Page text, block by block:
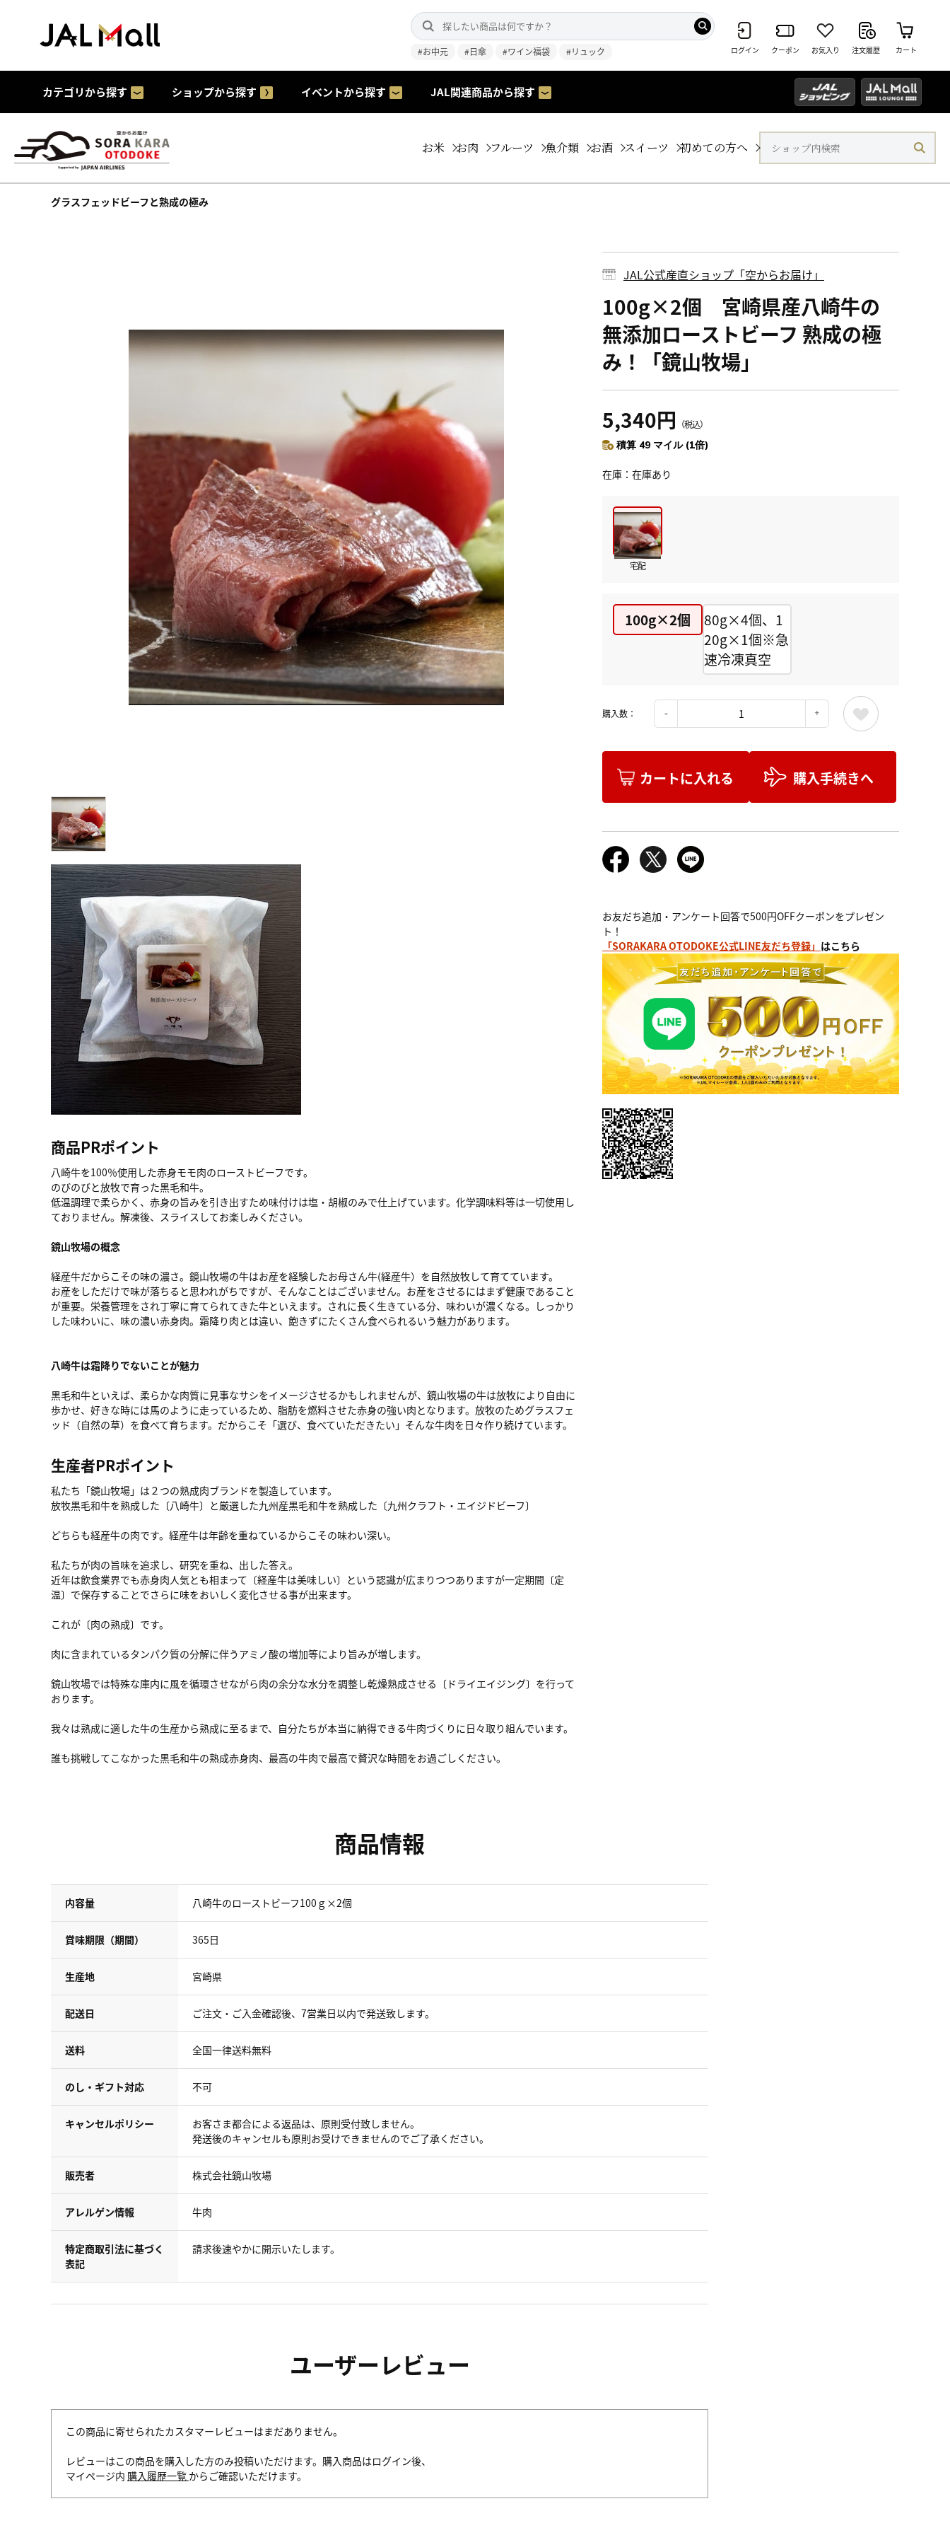
#お中元 #日傘 #ワイン福袋 #リュック ログイン クーポン お気入り 注文履歴 カート
カテゴリから探す ショップから探す イベントから探す JAL関連商品から探す
お米 お肉 フルーツ 魚介類 お酒 スイーツ 初めての方へ
グラスフェッドビーフと熟成の極み
商品PRポイント
八崎牛を100％使用した赤身モモ肉のローストビーフです。
のびのびと放牧で育った黒毛和牛。
低温調理で柔らかく、赤身の旨みを引き出すため味付けは塩・胡椒のみで仕上げています。化学調味料等は一切使用し
ておりません。解凍後、スライスしてお楽しみください。
鏡山牧場の概念
経産牛だからこその味の濃さ。鏡山牧場の牛はお産を経験したお母さん牛(経産牛）を自然放牧して育てています。
お産をしただけで味が落ちると思われがちですが、そんなことはございません。お産をさせるにはまず健康であること
が重要。栄養管理をされ丁寧に育てられてきた牛といえます。されに長く生きている分、味わいが濃くなる。しっかり
した味わいに、味の濃い赤身肉。霜降り肉とは違い、飽きずにたくさん食べられるいう魅力があります。
八崎牛は霜降りでないことが魅力
黒毛和牛といえば、柔らかな肉質に見事なサシをイメージさせるかもしれませんが、鏡山牧場の牛は放牧により自由に
歩かせ、好きな時には馬のように走っているため、脂肪を燃料させた赤身の強い肉となります。放牧のためグラスフェ
ッド（自然の草）を食べて育ちます。だからこそ「選び、食べていただきたい」そんな牛肉を日々作り続けています。
生産者PRポイント
私たち「鏡山牧場」は２つの熟成肉ブランドを製造しています。
放牧黒毛和牛を熟成した〔八崎牛〕と厳選した九州産黒毛和牛を熟成した〔九州クラフト・エイジドビーフ〕
どちらも経産牛の肉です。経産牛は年齢を重ねているからこその味わい深い。
私たちが肉の旨味を追求し、研究を重ね、出した答え。
近年は飲食業界でも赤身肉人気とも相まって〔経産牛は美味しい〕という認識が広まりつつありますが一定期間〔定
温〕で保存することでさらに味をおいしく変化させる事が出来ます。
これが〔肉の熟成〕です。
肉に含まれているタンパク質の分解に伴うアミノ酸の増加等により旨みが増します。
鏡山牧場では特殊な庫内に風を循環させながら肉の余分な水分を調整し乾燥熟成させる〔ドライエイジング〕を行って
おります。
我々は熟成に適した牛の生産から熟成に至るまで、自分たちが本当に納得できる牛肉づくりに日々取り組んでいます。
誰も挑戦してこなかった黒毛和牛の熟成赤身肉、最高の牛肉で最高で贅沢な時間をお過ごしください。
JAL公式産直ショップ「空からお届け」
100g×2個 宮崎県産八崎牛の
無添加ローストビーフ 熟成の極
み！「鏡山牧場」
5,340円 （税込）
積算 49 マイル (1倍)
在庫 在庫あり
宅配
100g×2個
80g×4個、1
20g×1個※急
速冷凍真空
購入数：
カートに入れる 購入手続きへ
お友だち追加・アンケート回答で500円OFFクーポンをプレゼン
ト！
「SORAKARA OTODOKE公式LINE友だち登録」 はこちら
商品情報
内容量 八崎牛のローストビーフ100ｇ×2個
賞味期限（期間） 365日
生産地 宮崎県
配送日 ご注文・ご入金確認後、7営業日以内で発送致します。
送料 全国一律送料無料
のし・ギフト対応 不可
キャンセルポリシー
お客さま都合による返品は、原則受付致しません。
発送後のキャンセルも原則お受けできませんのでご了承ください。
販売者 株式会社鏡山牧場
アレルゲン情報 牛肉
特定商取引法に基づく
表記
請求後速やかに開示いたします。
ユーザーレビュー
この商品に寄せられたカスタマーレビューはまだありません。
レビューはこの商品を購入した方のみ投稿いただけます。購入商品はログイン後、
マイページ内 購入履歴一覧 からご確認いただけます。